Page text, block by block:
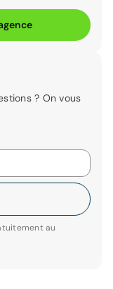
? On vous
au